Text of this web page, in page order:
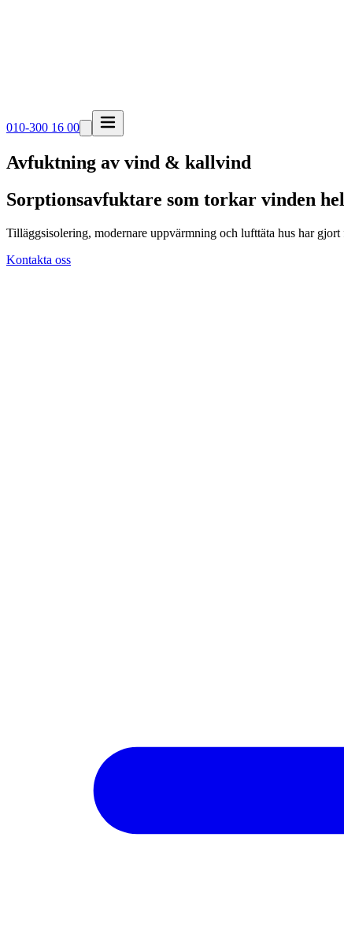
010-300 16 00
Avfuktning av vind & kallvind
Sorptionsavfuktare som torkar vinden
Tilläggsisolering, modernare uppvärmning och lufttäta hus har
Kontakta oss